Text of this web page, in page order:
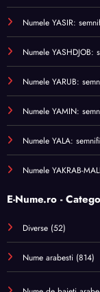
Numele YASIR:
Numele YASHDJOB:
Numele YARUB:
Numele YAMIN:
Numele YALA:
Numele YAKRAB-
E-Nume.ro -
Diverse (52)
Nume arabesti (814)